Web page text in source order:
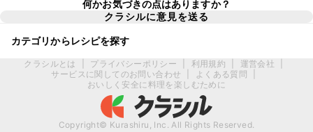
何かお気づきの点はありますか？
クラシルに意見を送る
カテゴリからレシピを探す
クラシルとは プライバシーポリシー 利用規約 運営会社
サービスに関してのお問い合わせ
よくある質問
おいしく安全に料理を楽しむために
Copyright© Kurashiru, Inc. All Rights Reserved.